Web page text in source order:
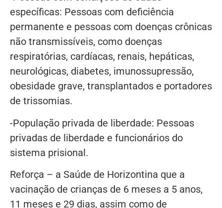
específicas: Pessoas com deficiência
permanente e pessoas com doenças crônicas
não transmissíveis, como doenças
respiratórias, cardíacas, renais, hepáticas,
neurológicas, diabetes, imunossupressão,
obesidade grave, transplantados e portadores
de trissomias.
-População privada de liberdade: Pessoas
privadas de liberdade e funcionários do
sistema prisional.
Reforça – a Saúde de Horizontina que a
vacinação de crianças de 6 meses a 5 anos,
11 meses e 29 dias, assim como de